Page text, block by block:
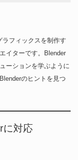
ラフィックスを制作す
イターです。Blender
ーションを学ぶように
のヒントを見つ
に対応